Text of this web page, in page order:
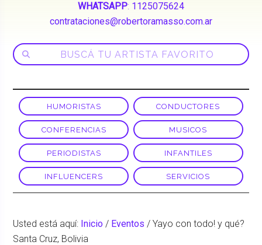
WHATSAPP: 1125075624
contrataciones@robertoramasso.com.ar
HUMORISTAS CONDUCTORES
CONFERENCIAS MUSICOS
PERIODISTAS INFANTILES
INFLUENCERS SERVICIOS
Usted está aquí: Inicio / Eventos / Yayo con todo! y qué?
Santa Cruz, Bolivia